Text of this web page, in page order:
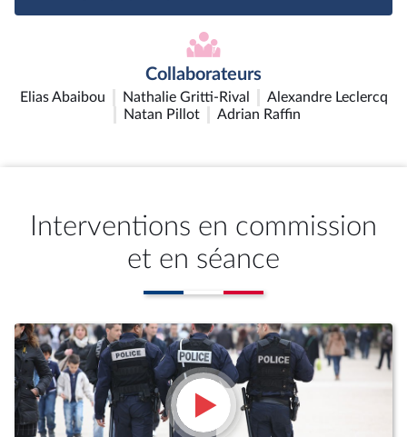
Collaborateurs
Elias Abaibou Nathalie Gritti-Rival
Alexandre Leclercq
Natan Pillot
Adrian Raffin
Interventions en commission
et en séance